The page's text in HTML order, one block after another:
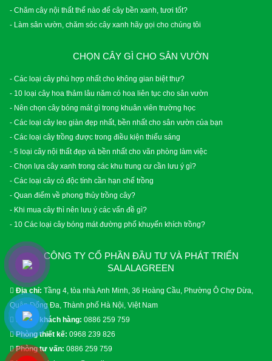
- Chăm cây nội thất thế nào để cây bền xanh, tươi tốt?
- Làm sân vườn, chăm sóc cây xanh hãy gọi cho chúng tôi
CHỌN CÂY GÌ CHO SÂN VƯỜN
- Các loại cây phù hợp nhất cho không gian biệt thự?
- 10 loại cây hoa thảm lâu năm có hoa liên tục cho sân vườn
- Nên chọn cây bóng mát gì trong khuân viên trường học
- Các loại cây leo giàn đẹp nhất, bền nhất cho sân vườn của bạn
- Các loại cây trồng được trong điều kiện thiếu sáng
- 5 loại cây nội thất đẹp và bền nhất cho văn phòng làm việc
- Chọn lựa cây xanh trong các khu trung cư cần lưu ý gì?
- Các loại cây có độc tính cần hạn chế trồng
- Quan điểm về phong thủy trồng cây?
- Khi mua cây thì nên lưu ý các vấn đề gì?
- 10 Các loại cây bóng mát đường phố khuyến khích trồng?
CÔNG TY CỔ PHẦN ĐẦU TƯ VÀ PHÁT TRIỂN
SALALAGREEN
Địa chỉ: Tầng 4, tòa nhà Anh Minh, 36 Hoàng Cầu, Phường Ô Chợ Dừa,
Quận Đống Đa, Thành phố Hà Nội, Việt Nam
Phòng khách hàng: 0886 259 759
Phòng thiết kế: 0968 239 826
Phòng tư vấn: 0886 259 759